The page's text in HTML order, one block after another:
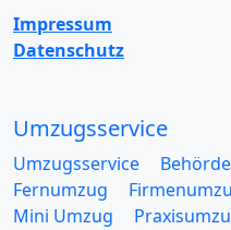
Impressum
Datenschutz
Umzugsservice
Umzugsservice
Fernumzug
Mini Umzug